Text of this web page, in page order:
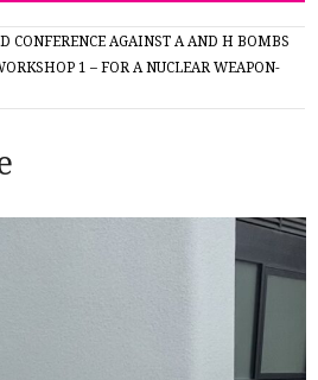
CONFERENCE AGAINST A AND H BOMBS
1 – FOR A NUCLEAR WEAPON-